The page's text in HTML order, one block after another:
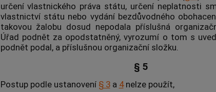
určení vlastnického práva státu, určení neplatnosti
vlastnictví státu nebo vydání bezdůvodného
takovou žalobu dosud nepodala příslušná
Úřad podnět za opodstatněný, vyrozumí o tom s
podnět podal, a příslušnou organizační složku.
§ 5
Postup podle ustanovení § 3a 4nelze použít,